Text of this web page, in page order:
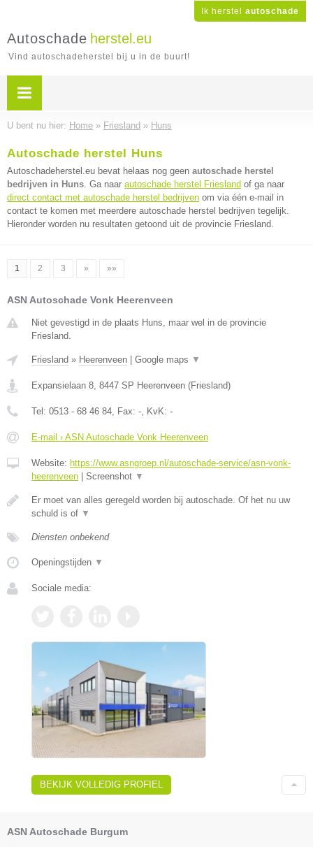
Ik herstel autoschade
Autoschade herstel.eu
Vind autoschadeherstel bij u in de buurt!
U bent nu hier: Home » Friesland » Huns
Autoschade herstel Huns
Autoschadeherstel.eu bevat helaas nog geen autoschade herstel
bedrijven in Huns. Ga naar autoschade herstel Friesland of ga naar
direct contact met autoschade herstel bedrijven om via één e-mail in
contact te komen met meerdere autoschade herstel bedrijven tegelijk.
Hieronder worden nu resultaten getoond uit de provincie Friesland.
1 2 3 » »»
ASN Autoschade Vonk Heerenveen
Niet gevestigd in de plaats Huns, maar wel in de provincie
Friesland.
Friesland » Heerenveen Google maps ▼
Expansielaan 8, 8447 SP Heerenveen (Friesland)
Tel: 0513 - 68 46 84, Fax: -, KvK: -
E-mail › ASN Autoschade Vonk Heerenveen
Website: https://www.asngroep.nl/autoschade-service/asn-vonk-
heerenveen
Screenshot ▼
Er moet van alles geregeld worden bij autoschade. Of het nu uw
schuld is of ▼
Diensten onbekend
Openingstijden ▼
Sociale media:
BEKIJK VOLLEDIG PROFIEL
ASN Autoschade Burgum